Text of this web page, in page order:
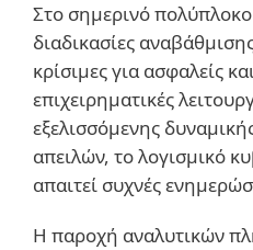
Στο σημερινό πολύπλοκο
διαδικασίες
κρίσιμες για ασφαλείς
επιχειρηματικές
εξελισσόμενης
απειλών, το λογισμικό
απαιτεί συχνές
Η παροχή αναλυτικών